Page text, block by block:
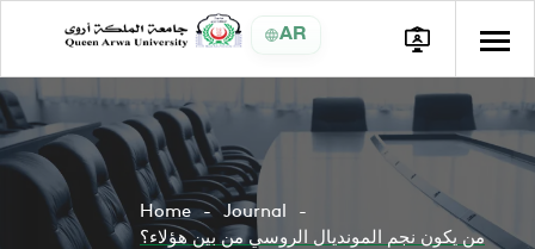
AR
Home
Journal
من يكون نجم المونديال الروسي من بين هؤلاء؟